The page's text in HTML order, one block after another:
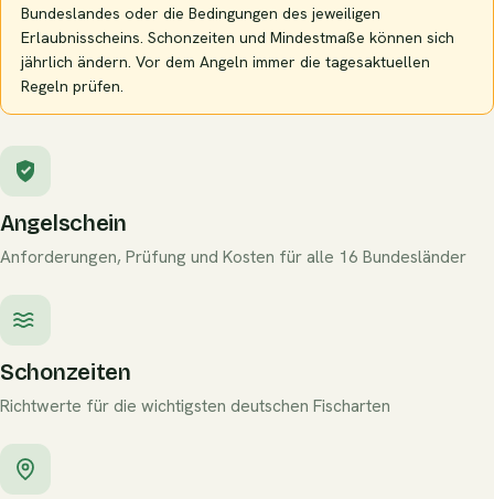
Bundeslandes oder die Bedingungen des jeweiligen
Erlaubnisscheins. Schonzeiten und Mindestmaße können sich
jährlich ändern. Vor dem Angeln immer die tagesaktuellen
Regeln prüfen.
Angelschein
Anforderungen, Prüfung und Kosten für alle 16 Bundesländer
Schonzeiten
Richtwerte für die wichtigsten deutschen Fischarten